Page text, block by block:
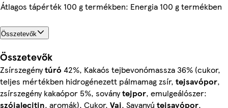
Átlagos tápérték 100 g termékben: Energia 100 g termékben
Összetevők
Összetevők
Zsírszegénytúró 42%, Kakaós tejbevonómassza 36% (cukor,
teljes mértékben hidrogénezett pálmamag zsír, tejsavópor,
zsírszegény kakaópor 5%, soványtejpor, emulgeálószer:
szójalecitin, aromák), Cukor, Vaj, Savanyú tejsavópor,